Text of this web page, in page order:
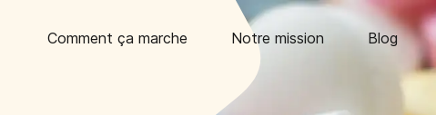
Comment ça marche Notre mission Blog